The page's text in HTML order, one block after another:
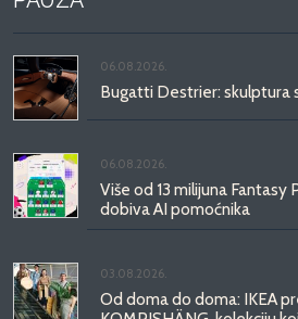
06.08.2026.
Bugatti Destrier: skulptura
06.08.2026.
Više od 13 milijuna Fantasy
dobiva AI pomoćnika
03.08.2026.
Od doma do doma: IKEA